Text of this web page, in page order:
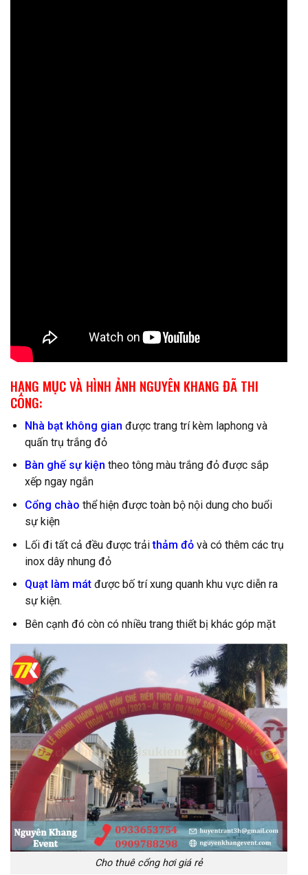
HẠNG MỤC VÀ HÌNH ẢNH NGUYÊN KHANG ĐÃ THI
CÔNG:
Nhà bạt không gian được trang trí kèm laphong và
quấn trụ trắng đỏ
Bàn ghế sự kiện theo tông màu trắng đỏ được sắp
xếp ngay ngắn
Cổng chào thể hiện được toàn bộ nội dung cho buổi
sự kiện
Lối đi tất cả đều được trảithảm đỏvà có thêm các trụ
inox dây nhung đỏ
Quạt làm mátđược bố trí xung quanh khu vực diễn ra
sự kiện.
Bên cạnh đó còn có nhiều trang thiết bị khác góp mặt
Cho thuê cổng hơi giá rẻ